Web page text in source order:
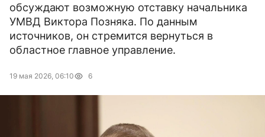
обсуждают возможную отставку начальника
УМВД Виктора Позняка. По данным
источников, он стремится вернуться в
областное главное управление.
19 мая 2026, 06:10 6